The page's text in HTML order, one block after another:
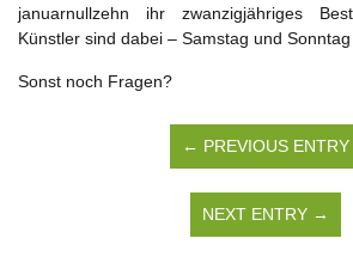
januarnullzehn ihr zwanzigjähriges
Künstler sind dabei – Samstag und
Sonst noch Fragen?
← PREVIOUS ENTRY
NEXT ENTRY →